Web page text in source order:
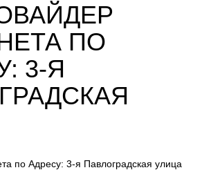
ПО
3-Я
по Адресу: 3-я Павлоградская улица